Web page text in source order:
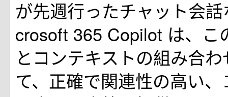
が先週行ったチャット会
crosoft 365 Copilot は、こ
とコンテキストの組み合
て、正確で関連性の高い